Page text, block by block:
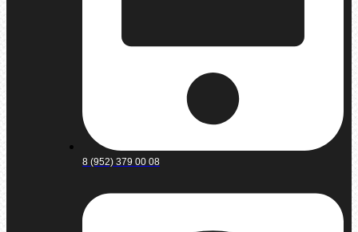
8 (952) 379 00 08